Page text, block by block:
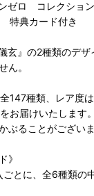
ゼロ コレクショ
典カード付き
玄』の2種類のデザ
ん。
147種類、レア度は
をお届けいたします。
ぶることがございま
》
とに、全6種類の